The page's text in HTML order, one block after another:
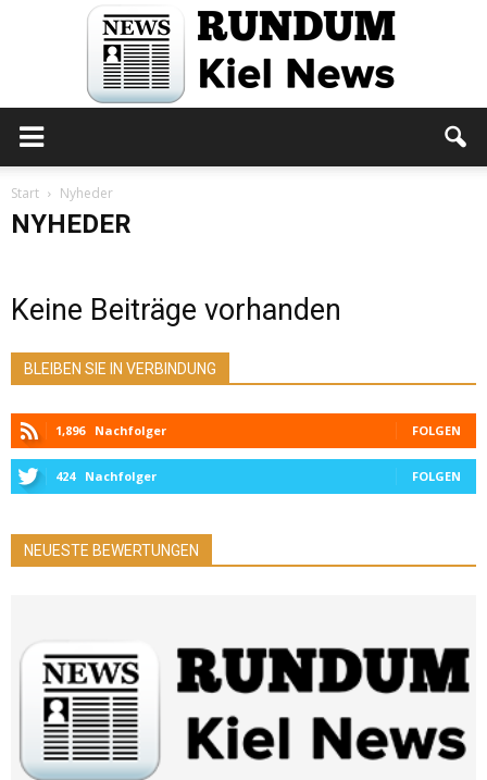
Start Nyheder
NYHEDER
Keine Beiträge vorhanden
BLEIBEN SIE IN VERBINDUNG
1,896 Nachfolger FOLGEN
424 Nachfolger FOLGEN
NEUESTE BEWERTUNGEN